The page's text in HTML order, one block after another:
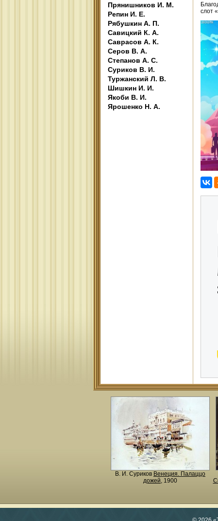
Прянишников И. М.
Репин И. Е.
Рябушкин А. П.
Савицкий К. А.
Саврасов А. К.
Серов В. А.
Степанов А. С.
Суриков В. И.
Туржанский Л. В.
Шишкин И. И.
Якоби В. И.
Ярошенко Н. А.
слот
В. И. Суриков Венеция. Палаццо
дожей, 1900